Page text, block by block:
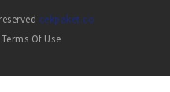
cekpaket.co
Terms Of Use